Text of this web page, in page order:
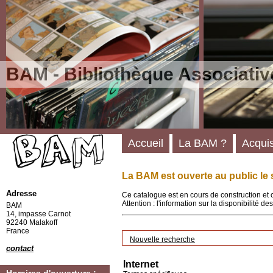
BAM - Bibliothèque
La BAM est ouverte au public le
Ce catalogue est en cours de construction
Attention : l'information sur la disponibilité
Nouvelle recherche
Internet
Accueil La BAM ?
Adresse
BAM
14, impasse Carnot
92240 Malakoff
France
contact